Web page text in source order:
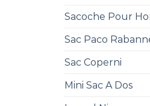
Sacoche Pour
Sac Paco
Sac Coperni
Mini Sac A Dos